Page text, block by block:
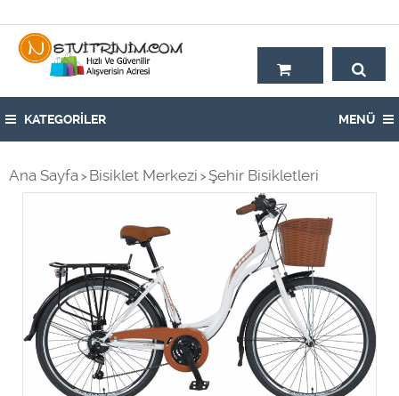
KATEGORİLER MENÜ
Ana Sayfa > Bisiklet Merkezi > Şehir Bisikletleri